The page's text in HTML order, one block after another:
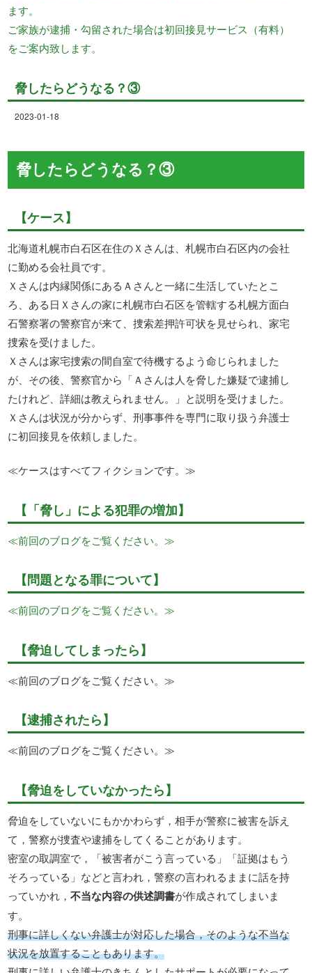
ます。
ご家族が逮捕・勾留された場合は初回接見サービス（有料）
をご案内致します。
脅したらどうなる？③
2023-01-18
脅したらどうなる？③
【ケース】
北海道札幌市白石区在住のＸさんは、札幌市白石区内の会社
に勤める会社員です。
Ｘさんは内縁関係にあるＡさんと一緒に生活していたとこ
ろ、ある日Ｘさんの家に札幌市白石区を管轄する札幌方面白
石警察署の警察官が来て、捜索差押許可状を見せられ、家宅
捜索を受けました。
Ｘさんは家宅捜索の間自室で待機するよう命じられました
が、その後、警察官から「Ａさんは人を脅した嫌疑で逮捕し
たけれど、詳細は教えられません。」と説明を受けました。
Ｘさんは状況が分からず、刑事事件を専門に取り扱う弁護士
に初回接見を依頼しました。
≪ケースはすべてフィクションです。≫
【「脅し」による犯罪の増加】
≪前回のブログをご覧ください。≫
【問題となる罪について】
≪前回のブログをご覧ください。≫
【脅迫してしまったら】
≪前回のブログをご覧ください。≫
【逮捕されたら】
≪前回のブログをご覧ください。≫
【脅迫をしていなかったら】
脅迫をしていないにもかかわらず，相手が警察に被害を訴え
て，警察が捜査や逮捕をしてくることがあります。
密室の取調室で，「被害者がこう言っている」「証拠はもう
そろっている」などと言われ，警察の言われるままに話を持
っていかれ，不当な内容の供述調書が作成されてしまいま
す。
刑事に詳しくない弁護士が対応した場合，そのような不当な
状況を放置することもあります。